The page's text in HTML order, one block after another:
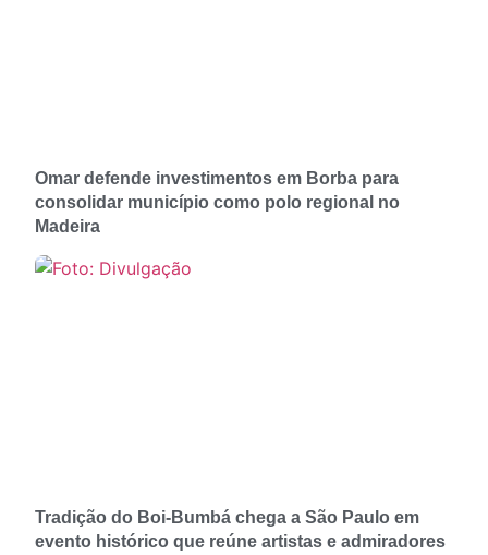
Omar defende investimentos em Borba para
consolidar município como polo regional no
Madeira
Tradição do Boi-Bumbá chega a São Paulo em
evento histórico que reúne artistas e admiradores